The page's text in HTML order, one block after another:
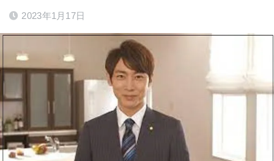
2023年1月17日